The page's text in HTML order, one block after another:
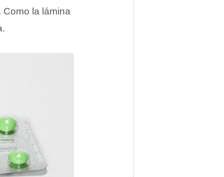
la lámina